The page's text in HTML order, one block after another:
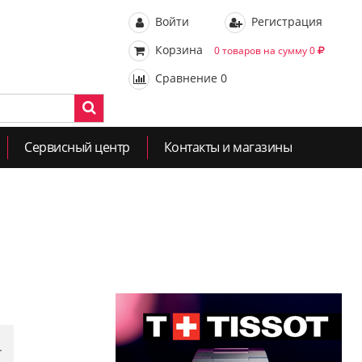
Войти
Регистрация
Корзина
0 товаров на сумму 0
Сравнение 0
Сервисный центр Контакты и магазины